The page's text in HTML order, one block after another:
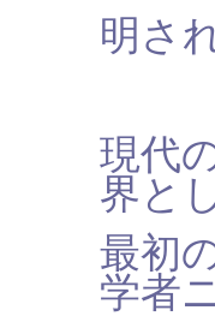
明さ
現代
界と
最初
学者